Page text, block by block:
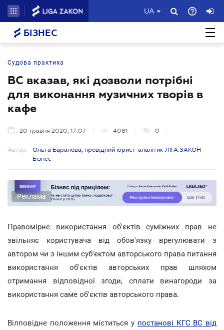
UA
БІЗНЕС
Судова практика
ВС вказав, які дозволи потрібні
для виконання музичних творів в
кафе
20 травня 2020, 17:07 4081 0
Автор:
Ольга Баранова, провідний юрист-аналітик ЛІГА:ЗАКОН
Бізнес
Реклама
Правомірне використання об'єктів суміжних прав не
звільняє користувача від обов'язку врегулювати з
автором чи з іншим суб'єктом авторського права питання
використання об'єктів авторських прав шляхом
отримання відповідної згоди, сплати винагороди за
використання саме об'єктів авторського права.
Вілповідне положення міститься у постанові КГС ВС від